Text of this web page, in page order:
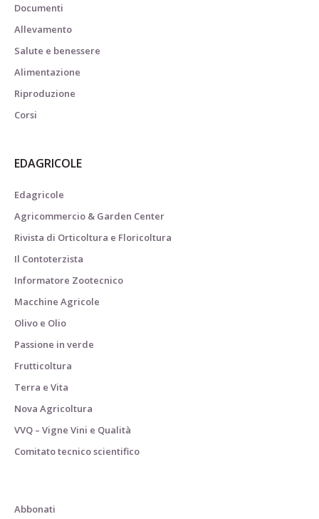
Documenti
Allevamento
Salute e benessere
Alimentazione
Riproduzione
Corsi
EDAGRICOLE
Edagricole
Agricommercio & Garden Center
Rivista di Orticoltura e Floricoltura
Il Contoterzista
Informatore Zootecnico
Macchine Agricole
Olivo e Olio
Passione in verde
Frutticoltura
Terra e Vita
Nova Agricoltura
VVQ – Vigne Vini e Qualità
Comitato tecnico scientifico
Abbonati